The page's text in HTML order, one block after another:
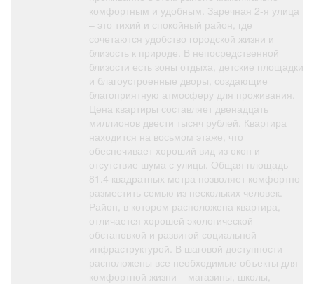
комфортным и удобным. Заречная 2-я улица
– это тихий и спокойный район, где
сочетаются удобство городской жизни и
близость к природе. В непосредственной
близости есть зоны отдыха, детские площадки
и благоустроенные дворы, создающие
благоприятную атмосферу для проживания.
Цена квартиры составляет двенадцать
миллионов двести тысяч рублей. Квартира
находится на восьмом этаже, что
обеспечивает хороший вид из окон и
отсутствие шума с улицы. Общая площадь
81.4 квадратных метра позволяет комфортно
разместить семью из нескольких человек.
Район, в котором расположена квартира,
отличается хорошей экологической
обстановкой и развитой социальной
инфраструктурой. В шаговой доступности
расположены все необходимые объекты для
комфортной жизни – магазины, школы,